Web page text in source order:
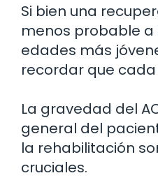
Si bien una
menos probable a
edades más
recordar que cada
La gravedad del
general del
la rehabilitación
cruciales.